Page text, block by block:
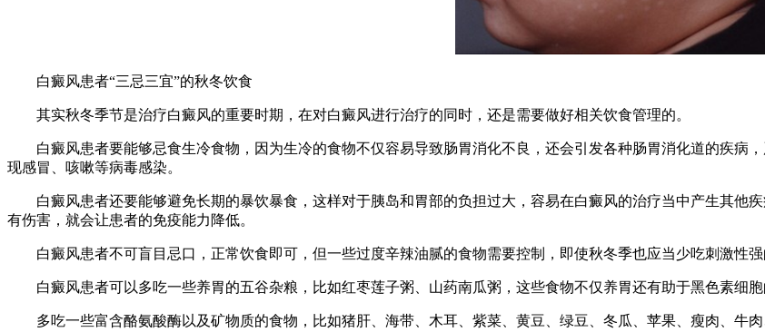
白癜风患者“三忌三宜”的秋冬饮食
其实秋冬季节是治疗白癜风的重要时期，在对白癜风进行治疗的同时，还是需要做好相关饮食管理的。
白癜风患者要能够忌食生冷食物，因为生冷的食物不仅容易导致肠胃消化不良，还会引发各种肠胃消化道的疾病
现感冒、咳嗽等病毒感染。
白癜风患者还要能够避免长期的暴饮暴食，这样对于胰岛和胃部的负担过大，容易在白癜风的治疗当中产生其他
有伤害，就会让患者的免疫能力降低。
白癜风患者不可盲目忌口，正常饮食即可，但一些过度辛辣油腻的食物需要控制，即使秋冬季也应当少吃刺激性强
白癜风患者可以多吃一些养胃的五谷杂粮，比如红枣莲子粥、山药南瓜粥，这些食物不仅养胃还有助于黑色素细胞
多吃一些富含酪氨酸酶以及矿物质的食物，比如猪肝、海带、木耳、紫菜、黄豆、绿豆、冬瓜、苹果、瘦肉、牛肉